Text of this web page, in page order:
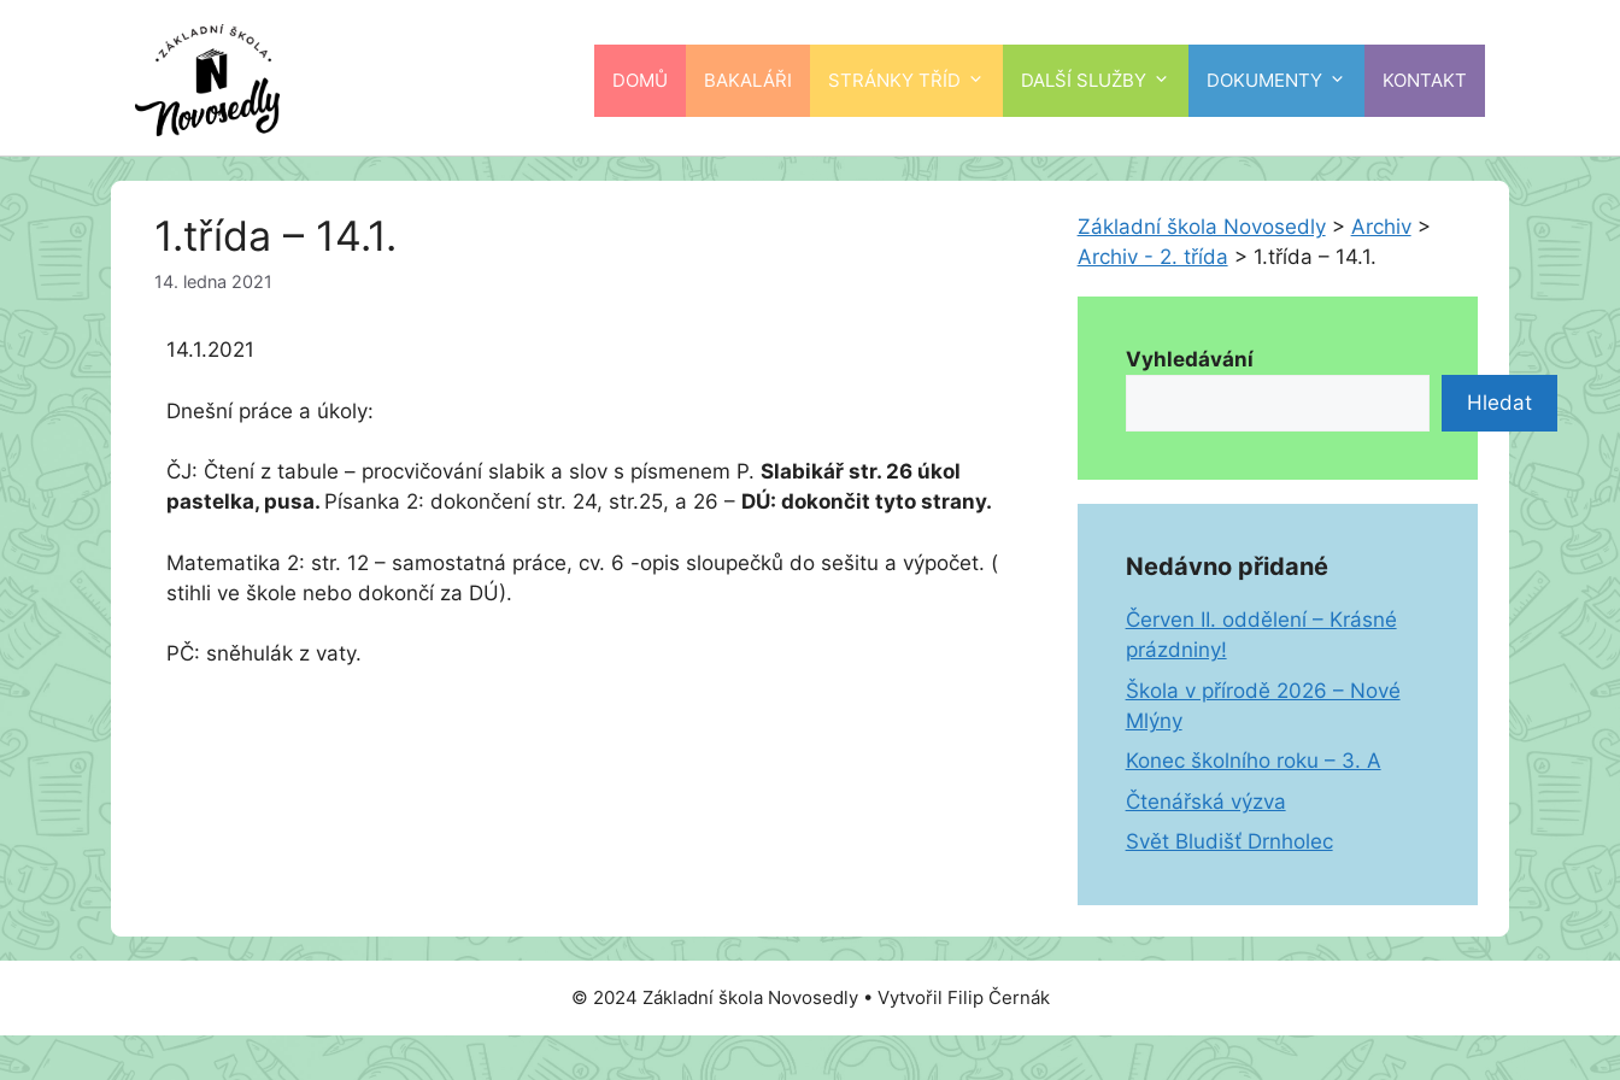
DOMŮ BAKALÁŘI STRÁNKY TŘÍD DALŠÍ SLUŽBY DOKUMENTY KONTAKT
1.třída – 14.1.
14. ledna 2021
14.1.2021
Dnešní práce a úkoly:
ČJ: Čtení z tabule – procvičování slabik a slov s písmenem P. Slabikář str. 26 úkol
pastelka, pusa. Písanka 2: dokončení str. 24, str.25, a 26 – DÚ: dokončit tyto strany.
Matematika 2: str. 12 – samostatná práce, cv. 6 -opis sloupečků do sešitu a výpočet. (
stihli ve škole nebo dokončí za DÚ).
PČ: sněhulák z vaty.
Základní škola Novosedly> Archiv>
Archiv - 2. třída > 1.třída – 14.1.
Vyhledávání
Hledat
Nedávno přidané
Červen II. oddělení – Krásné
prázdniny!
Škola v přírodě 2026 – Nové
Mlýny
Konec školního roku – 3. A
Čtenářská výzva
Svět Bludišť Drnholec
© 2024 Základní škola Novosedly • Vytvořil Filip Černák